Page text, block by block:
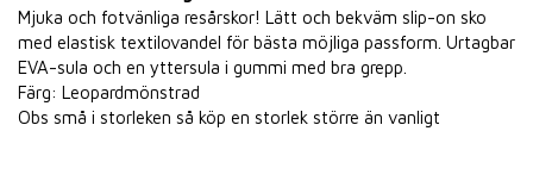
Mjuka och fotvänliga resårskor! Lätt och bekväm slip-on sko
med elastisk textilovandel för bästa möjliga passform. Urtagbar
EVA-sula och en yttersula i gummi med bra grepp.
Färg: Leopardmönstrad
Obs små i storleken så köp en storlek större än vanligt